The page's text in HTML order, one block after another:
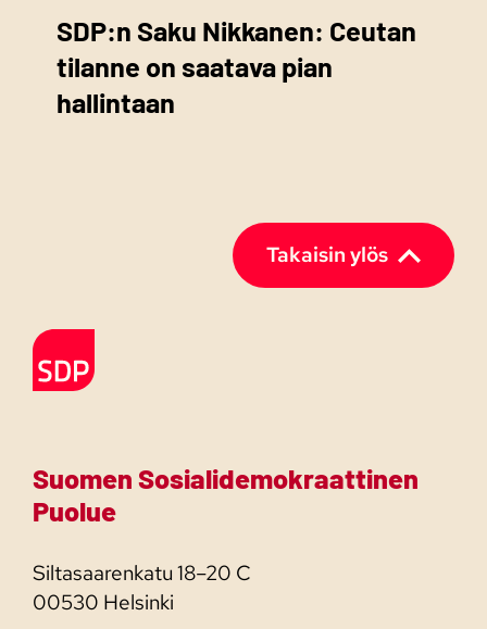
SDP:n Saku Nikkanen: Ceutan
tilanne on saatava pian
hallintaan
Takaisin ylös
Etusivulle
Suomen Sosialidemokraattinen
Puolue
Siltasaarenkatu 18–20 C
00530 Helsinki